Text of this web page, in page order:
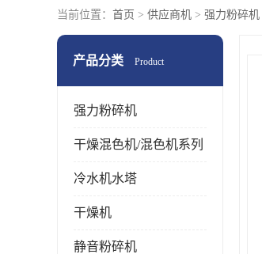
当前位置： 首页 > 供应商机 > 强力粉碎机
产品分类 Product
强力粉碎机
干燥混色机/混色机系列
冷水机水塔
干燥机
静音粉碎机